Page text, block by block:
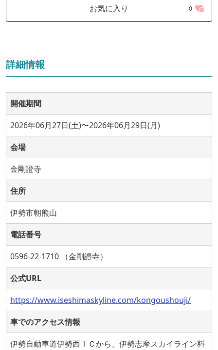
お気に入り 0
詳細情報
開催期間
2026年06月27日(土)〜2026年06月29日(月)
会場
金剛證寺
住所
伊勢市朝熊山
電話番号
0596-22-1710 （金剛證寺）
公式URL
https://www.iseshimaskyline.com/kongoushouji/
車でのアクセス情報
伊勢自動車道伊勢西ＩＣから、伊勢志摩スカイライン料